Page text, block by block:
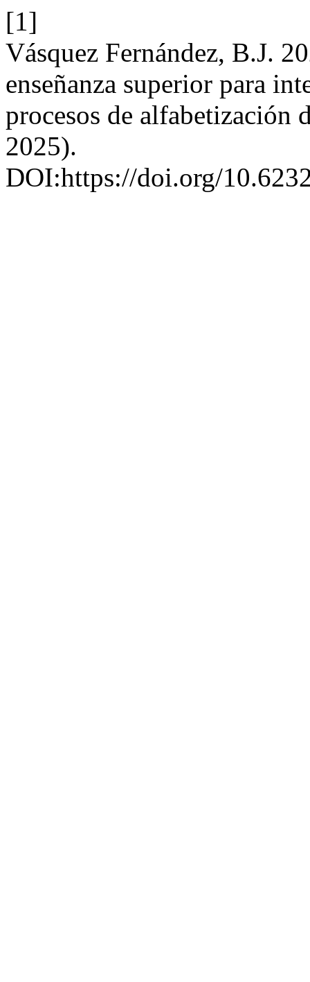
[1]
Vásquez Fernández, B.J.
enseñanza superior para
procesos de alfabetización
2025).
DOI:https://doi.org/